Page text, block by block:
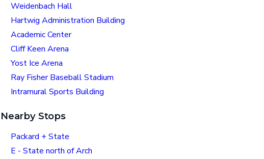
Weidenbach Hall
Hartwig Administration Building
Academic Center
Cliff Keen Arena
Yost Ice Arena
Ray Fisher Baseball Stadium
Intramural Sports Building
Nearby Stops
Packard + State
E - State north of Arch